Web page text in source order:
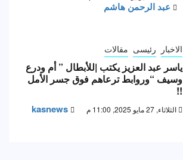
عبد الرحمن هاشم
الاخبار رئيسى مقالات
ياسر عبد العزيز يكتب |للأبطال ” أم ودرع
وسيف “وروابط ترعاهم فوق جسر الأمل
!!
الثلاثاء, 27 مايو 2025, 11:00 م kasnews